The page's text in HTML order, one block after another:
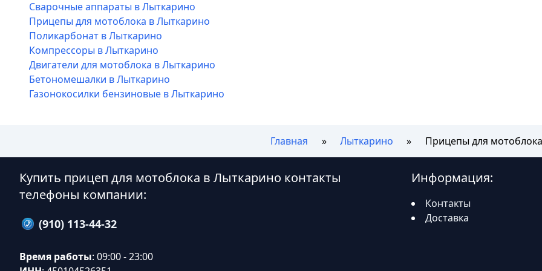
Сварочные аппараты в Лыткарино
Прицепы для мотоблока в Лыткарино
Поликарбонат в Лыткарино
Компрессоры в Лыткарино
Двигатели для мотоблока в Лыткарино
Бетономешалки в Лыткарино
Газонокосилки бензиновые в Лыткарино
Главная Лыткарино Прицепы для мотоблока
Купить прицеп для мотоблока в Лыткарино контакты
телефоны компании:
(910) 113-44-32
Время работы: 09:00 - 23:00
Информация:
Контакты
Доставка